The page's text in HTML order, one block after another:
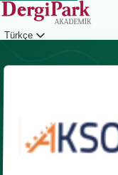
Türkçe